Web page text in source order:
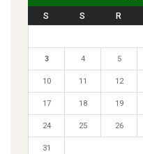
S S R
3 4 5
10 11 12
17 18 19
24 25 26
31